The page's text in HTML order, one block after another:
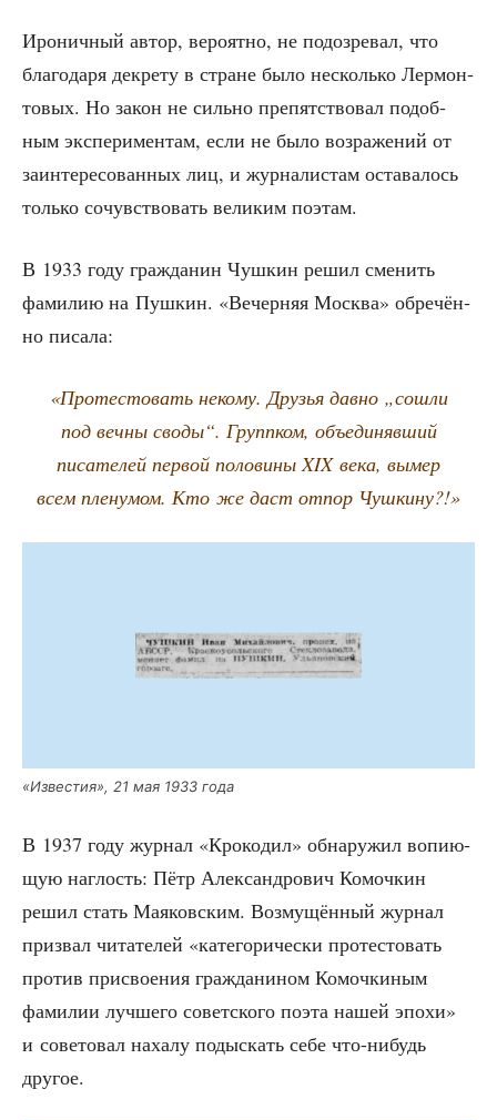
Иро­нич­ный автор, веро­ят­но, не подо­зре­вал, что
бла­го­да­ря декре­ту в стране было несколь­ко Лер­мон­
то­вых. Но закон не силь­но пре­пят­ство­вал подоб­
ным экс­пе­ри­мен­там, если не было воз­ра­же­ний от
заин­те­ре­со­ван­ных лиц, и жур­на­ли­стам оста­ва­лось
толь­ко сочув­ство­вать вели­ким поэтам.
В 1933 году граж­да­нин Чуш­кин решил сме­нить
фами­лию на Пуш­кин. «Вечер­няя Москва» обре­чён­
но писала:
«Про­те­сто­вать неко­му. Дру­зья дав­но „сошли
под веч­ны сво­ды“. Групп­ком, объ­еди­няв­ший
писа­те­лей пер­вой поло­ви­ны XIX века, вымер
всем пле­ну­мом. Кто же даст отпор Чушкину?!»
«Изве­стия», 21 мая 1933 года
В 1937 году жур­нал «Кро­ко­дил» обна­ру­жил вопи­ю­
щую наг­лость: Пётр Алек­сан­дро­вич Комоч­кин
решил стать Мая­ков­ским. Воз­му­щён­ный жур­нал
при­звал чита­те­лей «кате­го­ри­че­ски про­те­сто­вать
про­тив при­сво­е­ния граж­да­ни­ном Комоч­ки­ным
фами­лии луч­ше­го совет­ско­го поэта нашей эпо­хи»
и сове­то­вал наха­лу подыс­кать себе что-нибудь
другое.